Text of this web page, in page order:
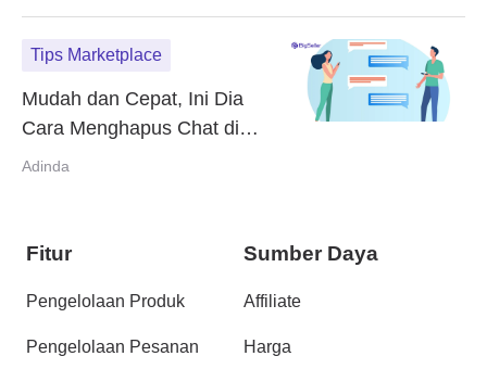
Tips Marketplace
Mudah dan Cepat, Ini Dia
Cara Menghapus Chat di
Shopee
Adinda
Fitur
Pengelolaan Produk
Pengelolaan Pesanan
Sumber Daya
Affiliate
Harga